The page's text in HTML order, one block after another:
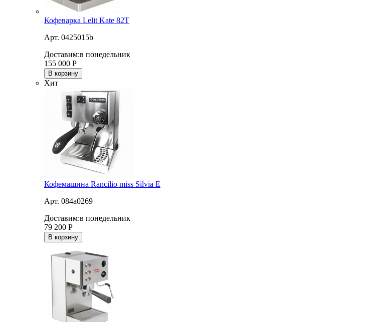
Кофеварка Lelit Kate 82T
Арт. 0425015b
Доставим:в понедельник
155 000 Р
В корзину
Хит
Кофемашина Rancilio miss Silvia E
Арт. 084a0269
Доставим:в понедельник
79 200 Р
В корзину